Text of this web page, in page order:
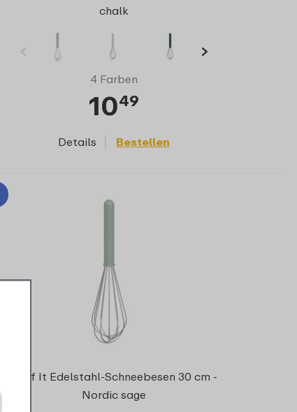
chalk
4 Farben
1049
Details Bestellen
Chef It Edelstahl-Schneebesen 30 cm -
Nordic sage